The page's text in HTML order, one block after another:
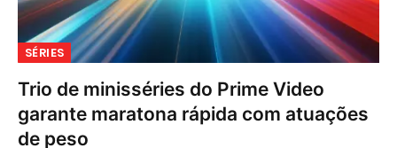
SÉRIES
Trio de minisséries do Prime Video
garante maratona rápida com atuações
de peso